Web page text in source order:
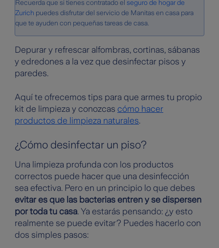
Recuerda que si tienes contratado el seguro de hogar de
Zurich puedes disfrutar del servicio de Manitas en casa para
que te ayuden con pequeñas tareas de casa.
Depurar y refrescar alfombras, cortinas, sábanas
y edredones a la vez que desinfectar pisos y
paredes.
Aquí te ofrecemos tips para que armes tu propio
kit de limpieza y conozcas cómo hacer
productos de limpieza naturales.
¿Cómo desinfectar un piso?
Una limpieza profunda con los productos
correctos puede hacer que una desinfección
sea efectiva. Pero en un principio lo que debes
evitar es que las bacterias entren y se dispersen
por toda tu casa. Ya estarás pensando: ¿y esto
realmente se puede evitar? Puedes hacerlo con
dos simples pasos: